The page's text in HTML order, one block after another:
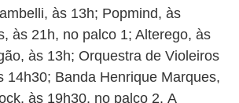
às 13h; Popmind, às
às 21h, no palco 1; Alterego, às
às 13h; Orquestra de Violeiros
14h30; Banda Henrique Marques,
às 19h30, no palco 2. A